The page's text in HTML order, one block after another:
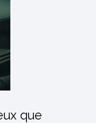
que